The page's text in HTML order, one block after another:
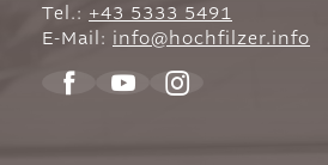
Tel.: +43 5333 5491
E-Mail: info@hochfilzer.info